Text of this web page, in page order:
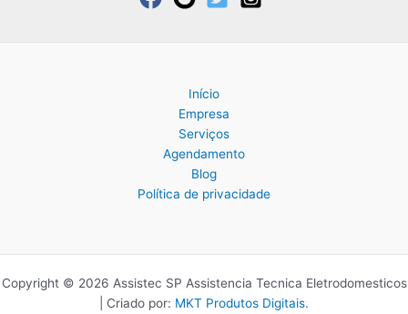
Início
Empresa
Serviços
Agendamento
Blog
Política de privacidade
Copyright © 2026 Assistec SP Assistencia Tecnica Eletrodomesticos
| Criado por: MKT Produtos Digitais.